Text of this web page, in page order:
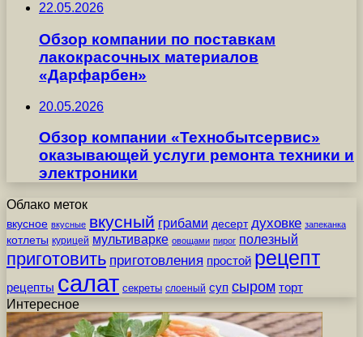
22.05.2026
Обзор компании по поставкам
лакокрасочных материалов
«Дарфарбен»
20.05.2026
Обзор компании «Технобытсервис»
оказывающей услуги ремонта техники и
электроники
Облако меток
вкусное вкусные вкусный грибами десерт духовке запеканка
котлеты курицей мультиварке овощами пирог полезный
приготовить приготовления простой рецепт
рецепты салат секреты слоеный суп сыром торт
Интересное